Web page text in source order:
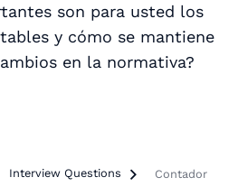
son para usted los
y cómo se mantiene
en la normativa?
Interview Questions  Contador